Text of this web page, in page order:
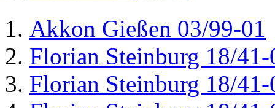
Akkon Gießen 03/99-01
Florian Steinburg 18/41-
Florian Steinburg 18/41-